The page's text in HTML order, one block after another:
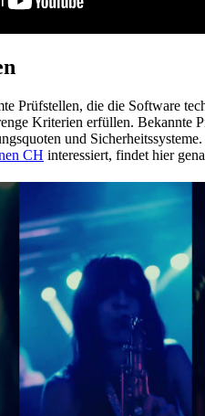
Prüfstellen, die die Software
Kriterien erfüllen. Bekannte
und
CH interessiert, findet hier